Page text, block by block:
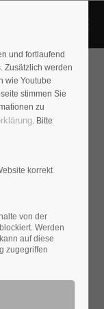
nicht nur
Erfahrung mit
in
der
mechanischen
bietet
ermöglichen.
Umtauschrecht
stehen
Faktor für den
Service. Der
und fortlaufend
Zusätzlich werden
wie Youtube
stimmen Sie
zu
. Bitte
korrekt
von der
Werden
auf diese
zugegriffen